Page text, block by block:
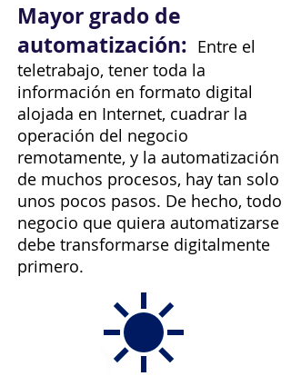
Mayor grado de
automatización: Entre el
teletrabajo, tener toda la
información en formato digital
alojada en Internet, cuadrar la
operación del negocio
remotamente, y la automatización
de muchos procesos, hay tan solo
unos pocos pasos. De hecho, todo
negocio que quiera automatizarse
debe transformarse digitalmente
primero.